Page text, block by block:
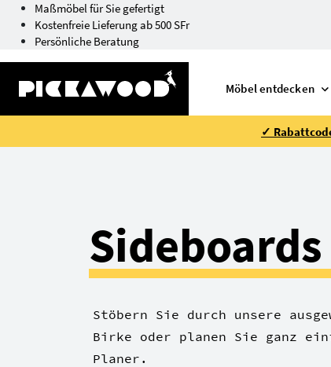
Maßmöbel für Sie gefertigt
Kostenfreie Lieferung ab 500 SFr
Persönliche Beratung
Möbel entdecken
✓
Stöbern Sie durch unsere
Birke oder planen Sie ganz
Planer.